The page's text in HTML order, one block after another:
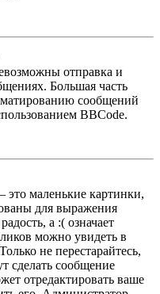
отправка и
Большая часть
сообщений
BBCode.
маленькие картинки,
для выражения
а :( означает
можно увидеть в
не перестарайтесь,
сделать сообщение
отредактировать ваше